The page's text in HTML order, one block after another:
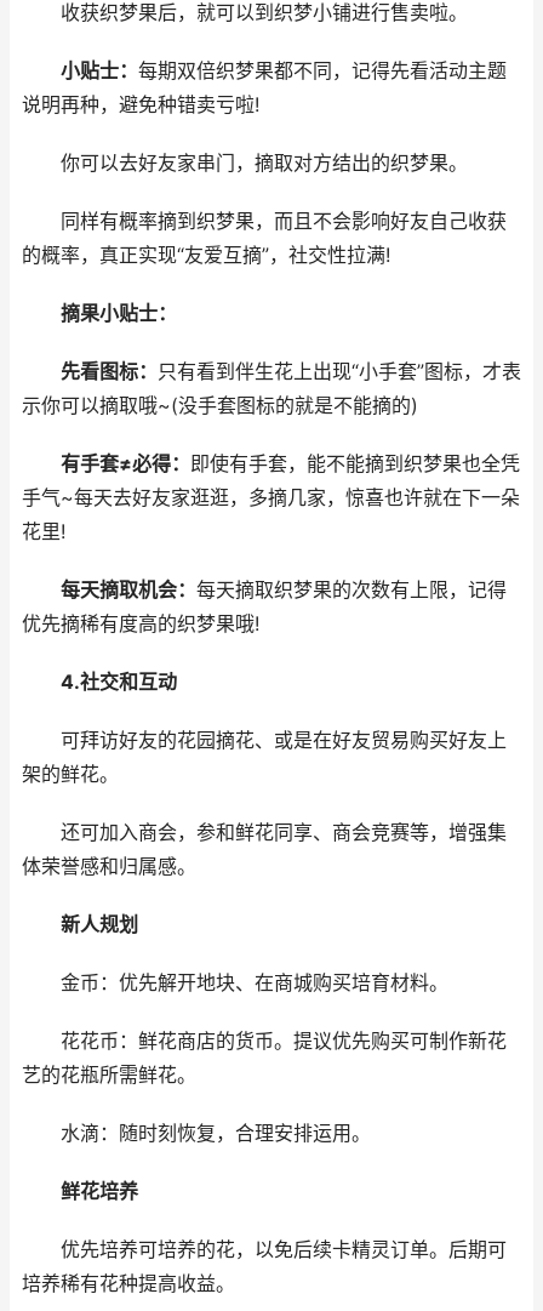
收获织梦果后，就可以到织梦小铺进行售卖啦。
小贴士： 每期双倍织梦果都不同，记得先看活动主题
说明再种，避免种错卖亏啦!
你可以去好友家串门，摘取对方结出的织梦果。
同样有概率摘到织梦果，而且不会影响好友自己收获
的概率，真正实现“友爱互摘”，社交性拉满!
摘果小贴士：
先看图标：
只有看到伴生花上出现“小手套”图标，才表
示你可以摘取哦~(没手套图标的就是不能摘的)
有手套≠必得： 即使有手套，能不能摘到织梦果也全凭
手气~每天去好友家逛逛，多摘几家，惊喜也许就在下一朵
花里!
每天摘取机会： 每天摘取织梦果的次数有上限，记得
优先摘稀有度高的织梦果哦!
4.社交和互动
可拜访好友的花园摘花、或是在好友贸易购买好友上
架的鲜花。
还可加入商会，参和鲜花同享、商会竞赛等，增强集
体荣誉感和归属感。
新人规划
金币：优先解开地块、在商城购买培育材料。
花花币：鲜花商店的货币。提议优先购买可制作新花
艺的花瓶所需鲜花。
水滴：随时刻恢复，合理安排运用。
鲜花培养
优先培养可培养的花，以免后续卡精灵订单。后期可
培养稀有花种提高收益。